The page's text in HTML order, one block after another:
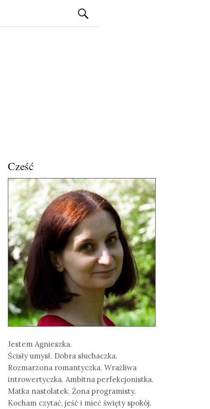
Szukaj:
Cześć
Jestem Agnieszka.
Ścisły umysł. Dobra słuchaczka.
Rozmarzona romantyczka. Wrażliwa
introwertyczka. Ambitna perfekcjonistka.
Matka nastolatek. Żona programisty.
Kocham czytać, jeść i mieć święty spokój.